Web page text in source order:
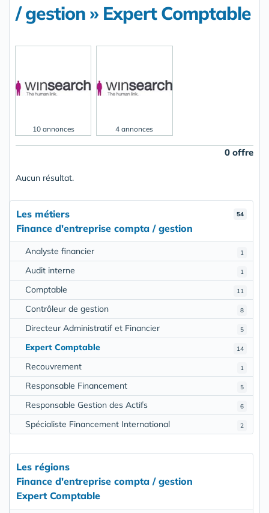
/ gestion » Expert Comptable
10 annonces 4 annonces
0 offre
Aucun résultat.
54
Les métiers
Finance d'entreprise compta / gestion
1
Analyste financier
1
Audit interne
11
Comptable
8
Contrôleur de gestion
5
Directeur Administratif et Financier
14
Expert Comptable
1
Recouvrement
5
Responsable Financement
6
Responsable Gestion des Actifs
2
Spécialiste Financement International
Les régions
Finance d'entreprise compta / gestion
Expert Comptable